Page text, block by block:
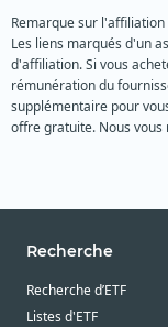
Remarque sur l'affiliation
Les liens marqués d'un
d'affiliation. Si vous
rémunération du
supplémentaire pour
offre gratuite. Nous
Recherche
Recherche d’ETF
Listes d'ETF